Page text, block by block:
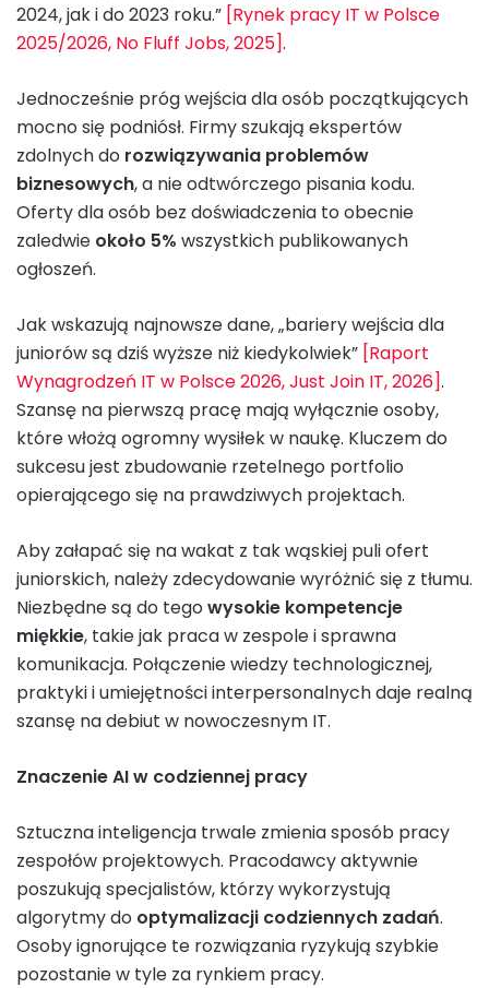
2024, jak i do 2023 roku.” [Rynek pracy IT w Polsce
2025/2026, No Fluff Jobs, 2025].
Jednocześnie próg wejścia dla osób początkujących
mocno się podniósł. Firmy szukają ekspertów
zdolnych do rozwiązywania problemów
biznesowych, a nie odtwórczego pisania kodu.
Oferty dla osób bez doświadczenia to obecnie
zaledwie około 5% wszystkich publikowanych
ogłoszeń.
Jak wskazują najnowsze dane, „bariery wejścia dla
juniorów są dziś wyższe niż kiedykolwiek” [Raport
Wynagrodzeń IT w Polsce 2026, Just Join IT, 2026].
Szansę na pierwszą pracę mają wyłącznie osoby,
które włożą ogromny wysiłek w naukę. Kluczem do
sukcesu jest zbudowanie rzetelnego portfolio
opierającego się na prawdziwych projektach.
Aby załapać się na wakat z tak wąskiej puli ofert
juniorskich, należy zdecydowanie wyróżnić się z tłumu.
Niezbędne są do tego wysokie kompetencje
miękkie, takie jak praca w zespole i sprawna
komunikacja. Połączenie wiedzy technologicznej,
praktyki i umiejętności interpersonalnych daje realną
szansę na debiut w nowoczesnym IT.
Znaczenie AI w codziennej pracy
Sztuczna inteligencja trwale zmienia sposób pracy
zespołów projektowych. Pracodawcy aktywnie
poszukują specjalistów, którzy wykorzystują
algorytmy do optymalizacji codziennych zadań.
Osoby ignorujące te rozwiązania ryzykują szybkie
pozostanie w tyle za rynkiem pracy.